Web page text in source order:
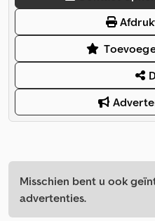
Misschien bent u ook
advertenties.